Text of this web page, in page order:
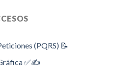
(PQRS) 📝
✅✍️